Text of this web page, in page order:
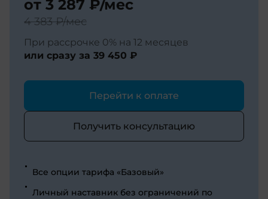
от 3 287 ₽/мес
4 383 ₽/мес
При рассрочке 0% на 12 месяцев
или сразу за 39 450 ₽
Перейти к оплате
Получить консультацию
Все опции тарифа «Базовый»
Личный наставник без ограничений по